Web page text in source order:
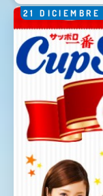
21 DICIEMBRE